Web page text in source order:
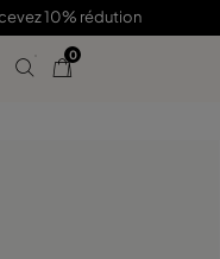
10% rédution
0